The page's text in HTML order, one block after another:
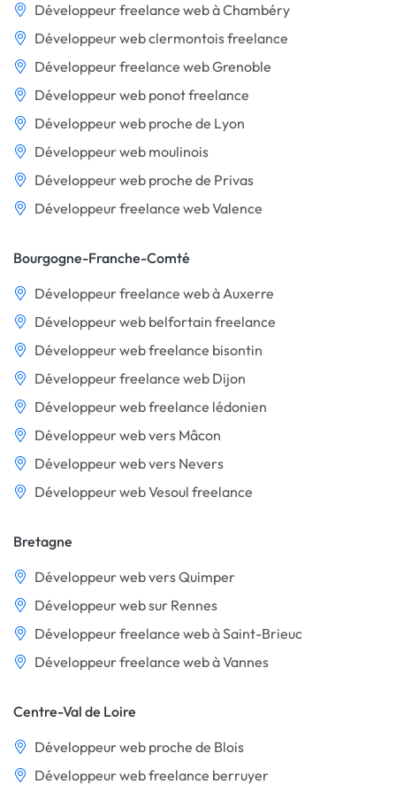
Développeur freelance web à Chambéry
Développeur web clermontois freelance
Développeur freelance web Grenoble
Développeur web ponot freelance
Développeur web proche de Lyon
Développeur web moulinois
Développeur web proche de Privas
Développeur freelance web Valence
Bourgogne-Franche-Comté
Développeur freelance web à Auxerre
Développeur web belfortain freelance
Développeur web freelance bisontin
Développeur freelance web Dijon
Développeur web freelance lédonien
Développeur web vers Mâcon
Développeur web vers Nevers
Développeur web Vesoul freelance
Bretagne
Développeur web vers Quimper
Développeur web sur Rennes
Développeur freelance web à Saint-Brieuc
Développeur freelance web à Vannes
Centre-Val de Loire
Développeur web proche de Blois
Développeur web freelance berruyer